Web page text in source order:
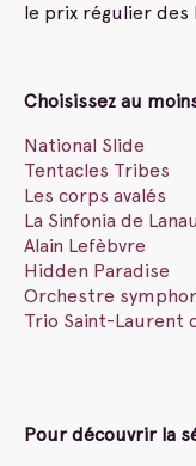
le prix régulier des
Choisissez au
National Slide
Tentacles Tribes
Les corps avalés
La Sinfonia de
Alain Lefèbvre
Hidden Paradise
Orchestre
Trio Saint-Laurent
Pour découvrir la